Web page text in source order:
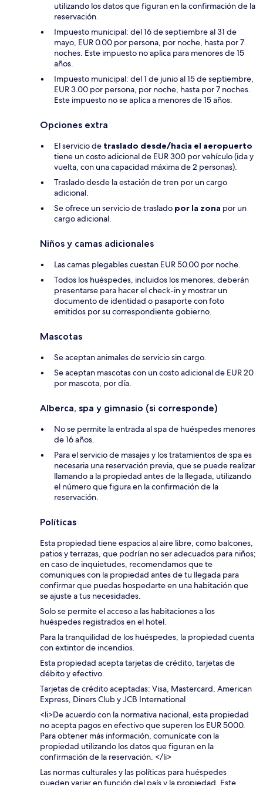
utilizando los datos que figuran en la confirmación de la
reservación.
Impuesto municipal: del 16 de septiembre al 31 de
mayo, EUR 0.00 por persona, por noche, hasta por 7
noches. Este impuesto no aplica para menores de 15
años.
Impuesto municipal: del 1 de junio al 15 de septiembre,
EUR 3.00 por persona, por noche, hasta por 7 noches.
Este impuesto no se aplica a menores de 15 años.
Opciones extra
El servicio de traslado desde/hacia el aeropuerto
tiene un costo adicional de EUR 300 por vehículo (ida y
vuelta, con una capacidad máxima de 2 personas).
Traslado desde la estación de tren por un cargo
adicional.
Se ofrece un servicio de traslado por la zona por un
cargo adicional.
Niños y camas adicionales
Las camas plegables cuestan EUR 50.00 por noche.
Todos los huéspedes, incluidos los menores, deberán
presentarse para hacer el check-in y mostrar un
documento de identidad o pasaporte con foto
emitidos por su correspondiente gobierno.
Mascotas
Se aceptan animales de servicio sin cargo.
Se aceptan mascotas con un costo adicional de EUR 20
por mascota, por día.
Alberca, spa y gimnasio (si corresponde)
No se permite la entrada al spa de huéspedes menores
de 16 años.
Para el servicio de masajes y los tratamientos de spa es
necesaria una reservación previa, que se puede realizar
llamando a la propiedad antes de la llegada, utilizando
el número que figura en la confirmación de la
reservación.
Políticas
Esta propiedad tiene espacios al aire libre, como balcones,
patios y terrazas, que podrían no ser adecuados para niños;
en caso de inquietudes, recomendamos que te
comuniques con la propiedad antes de tu llegada para
confirmar que puedas hospedarte en una habitación que
se ajuste a tus necesidades.
Solo se permite el acceso a las habitaciones a los
huéspedes registrados en el hotel.
Para la tranquilidad de los huéspedes, la propiedad cuenta
con extintor de incendios.
Esta propiedad acepta tarjetas de crédito, tarjetas de
débito y efectivo.
Tarjetas de crédito aceptadas: Visa, Mastercard, American
Express, Diners Club y JCB International
<li>De acuerdo con la normativa nacional, esta propiedad
no acepta pagos en efectivo que superen los EUR 5000.
Para obtener más información, comunícate con la
propiedad utilizando los datos que figuran en la
confirmación de la reservación. </li>
Las normas culturales y las políticas para huéspedes
pueden variar en función del país y la propiedad. Este